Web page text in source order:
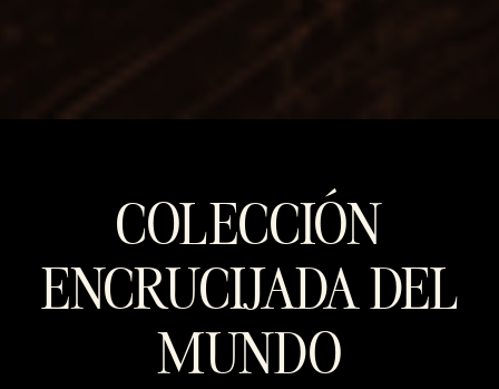
COLECCIÓN
ENCRUCIJADA DEL
MUNDO